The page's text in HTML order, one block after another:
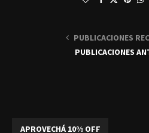
PUBLICACIONES
PUBLICACIONES
APROVECHÁ 10% OFF